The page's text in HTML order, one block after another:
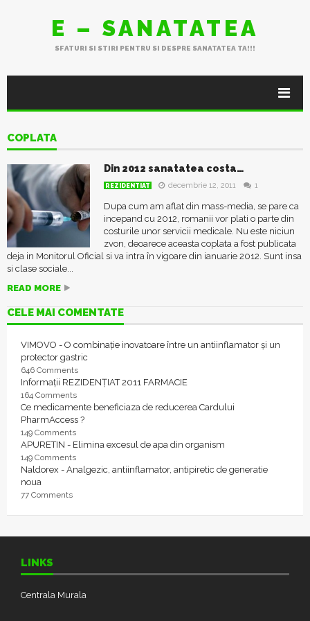
E – SANATATEA
SFATURI SI STIRI PENTRU SI DESPRE SANATATEA TA!!!
COPLATA
Din 2012 sanatatea costa…
REZIDENTIAT decembrie 12, 2011 1
Dupa cum am aflat din mass-media, se pare ca
incepand cu 2012, romanii vor plati o parte din
costurile unor servicii medicale. Nu este niciun
zvon, deoarece aceasta coplata a fost publicata
deja in Monitorul Oficial si va intra în vigoare din ianuarie 2012. Sunt insa
si clase sociale...
READ MORE
CELE MAI COMENTATE
VIMOVO - O combinație inovatoare între un antiinflamator și un
protector gastric
646 Comments
Informații REZIDENȚIAT 2011 FARMACIE
164 Comments
Ce medicamente beneficiaza de reducerea Cardului
PharmAccess ?
149 Comments
APURETIN - Elimina excesul de apa din organism
149 Comments
Naldorex - Analgezic, antiinflamator, antipiretic de generatie
noua
77 Comments
LINKS
Centrala Murala